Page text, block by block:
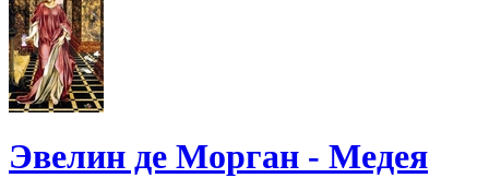
Эвелин де Морган - Медея